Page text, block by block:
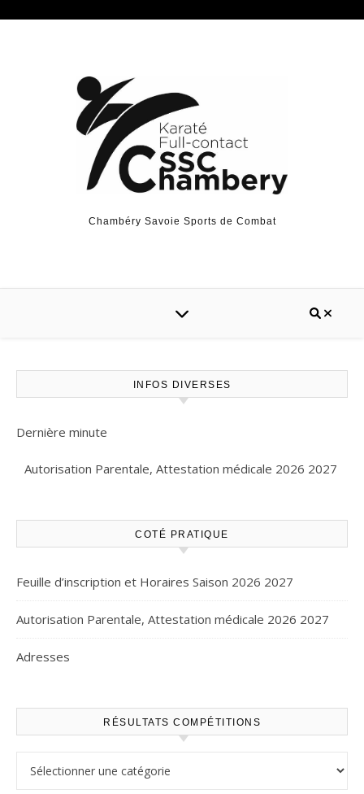
Chambéry Savoie Sports de Combat
INFOS DIVERSES
Dernière minute
Autorisation Parentale, Attestation médicale 2026 2027
COTÉ PRATIQUE
Feuille d’inscription et Horaires Saison 2026 2027
Autorisation Parentale, Attestation médicale 2026 2027
Adresses
RÉSULTATS COMPÉTITIONS